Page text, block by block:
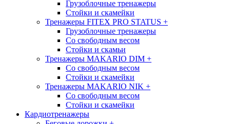
Грузоблочные тренажеры
Стойки и скамейки
Тренажеры FITEX PRO STATUS +
Грузоблочные тренажеры
Со свободным весом
Стойки и скамьи
Тренажеры MAKARIO DIM +
Со свободным весом
Стойки и скамейки
Тренажеры MAKARIO NIK +
Со свободным весом
Стойки и скамейки
Кардиотренажеры